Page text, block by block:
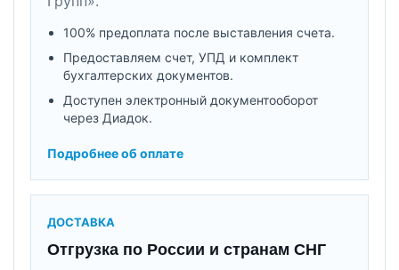
100% предоплата после выставления счета.
Предоставляем счет, УПД и комплект
бухгалтерских документов.
Доступен электронный документооборот
через Диадок.
Подробнее об оплате
ДОСТАВКА
Отгрузка по России и странам СНГ